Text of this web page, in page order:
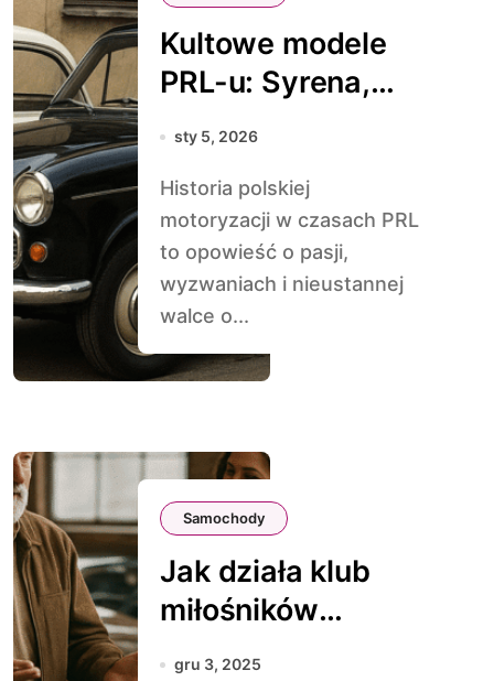
Kultowe modele
PRL-u: Syrena,
Warszawa i
sty 5, 2026
Historia polskiej
motoryzacji w czasach PRL
to opowieść o pasji,
wyzwaniach i nieustannej
walce o...
Samochody
Jak działa klub
miłośników
zabytkowych
gru 3, 2025